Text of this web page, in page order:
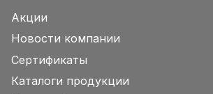
Акции
Новости компании
Сертификаты
Каталоги продукции